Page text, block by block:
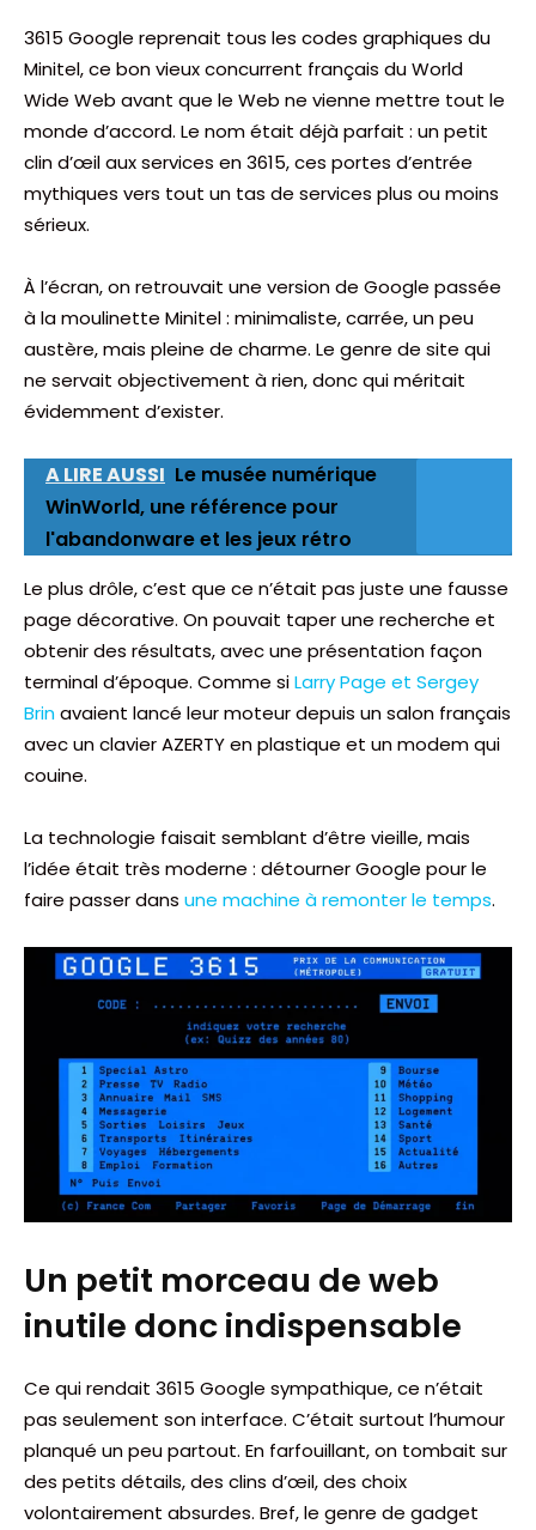
3615 Google reprenait tous les codes graphiques du
Minitel, ce bon vieux concurrent français du World
Wide Web avant que le Web ne vienne mettre tout le
monde d’accord. Le nom était déjà parfait : un petit
clin d’œil aux services en 3615, ces portes d’entrée
mythiques vers tout un tas de services plus ou moins
sérieux.
À l’écran, on retrouvait une version de Google passée
à la moulinette Minitel : minimaliste, carrée, un peu
austère, mais pleine de charme. Le genre de site qui
ne servait objectivement à rien, donc qui méritait
évidemment d’exister.
A LIRE AUSSI Le musée numérique
WinWorld, une référence pour
l'abandonware et les jeux rétro
Le plus drôle, c’est que ce n’était pas juste une fausse
page décorative. On pouvait taper une recherche et
obtenir des résultats, avec une présentation façon
terminal d’époque. Comme siLarry Page et Sergey
Brinavaient lancé leur moteur depuis un salon français
avec un clavier AZERTY en plastique et un modem qui
couine.
La technologie faisait semblant d’être vieille, mais
l’idée était très moderne : détourner Google pour le
faire passer dans une machine à remonter le temps.
Un petit morceau de web
inutile donc indispensable
Ce qui rendait 3615 Google sympathique, ce n’était
pas seulement son interface. C’était surtout l’humour
planqué un peu partout. En farfouillant, on tombait sur
des petits détails, des clins d’œil, des choix
volontairement absurdes. Bref, le genre de gadget